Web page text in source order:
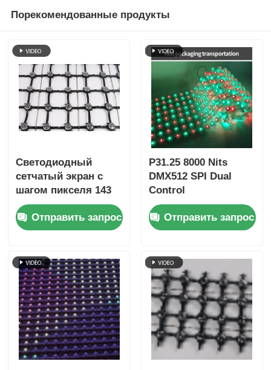
Порекомендованные продукты
Светодиодный
сетчатый экран с
шагом пикселя 143
мм, IP67,
сверхлегкий
уличный большой
творческих проектов
в городском
пейзаже
Отправить запрос
P31.25 8000 Nits
DMX512 SPI Dual
Control
Энергоэффективный
наружный
светодиодный
низкой мощностью
Отправить запрос